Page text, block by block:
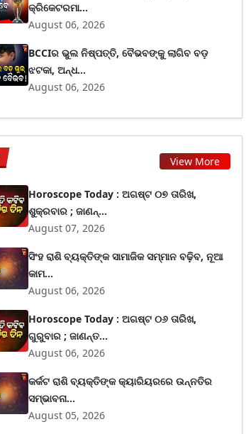
କ୍ରିକେଟରମା...
August 06, 2026
BCCIର ଭୁଲ ନିଷ୍ପତ୍ତି, ବୈଭବଙ୍କୁ ଲାଗିବ ବଡ଼
ଝଟକା, ଅନ୍ଧ...
August 06, 2026
View More
Horoscope Today : ଅଗଷ୍ଟ ୦୭ ତାରିଖ,
ଶୁକ୍ରବାର ; ଜାଣନ୍...
August 07, 2026
ସିଂହ ରାଶି ବ୍ୟକ୍ତିଙ୍କ ସାମାଜିକ ସମ୍ମାନ ବଢ଼ିବ, ନୂଆ
କାମ...
August 06, 2026
Horoscope Today : ଅଗଷ୍ଟ ୦୬ ତାରିଖ,
ଗୁରୁବାର ; ଜାଣନ୍ତ...
August 06, 2026
କର୍କଟ ରାଶି ବ୍ୟକ୍ତିଙ୍କ କ୍ୟାରିୟରରେ ଉନ୍ନତିର
ସମ୍ଭାବନା...
August 05, 2026